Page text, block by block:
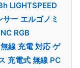
LIGHTSPEED
ー エルゴノミ
RGB
線 充電 対応 ゲ
充電式 無線 PC